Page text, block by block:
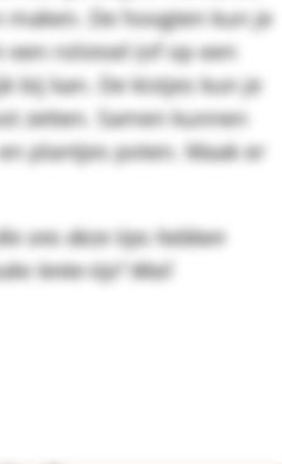
De hoogten kun je
een rolstoel (of op een
bij kan. De kistjes kun je
zetten. Samen kunnen
plantjes poten. Maak er
ons deze tips hebben
lente-tip? Mail